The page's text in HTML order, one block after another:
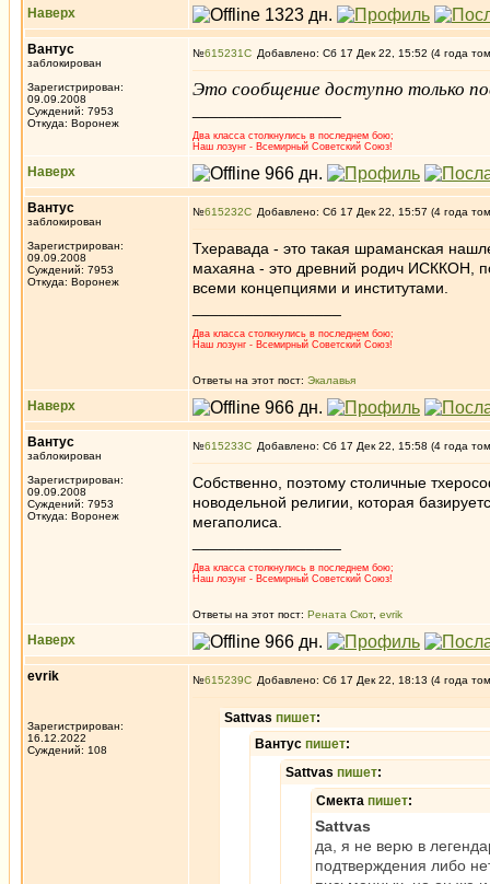
Наверх
Вантус
заблокирован
Зарегистрирован:
09.09.2008
Суждений: 7953
Откуда: Воронеж
№615231 Добавлено: Сб 17 Дек 22, 15:52 (4 года
Это сообщение доступно только
Два класса столкнулись в последнем бою;
Наш лозунг - Всемирный Советский Союз!
Наверх
Вантус
заблокирован
Зарегистрирован:
09.09.2008
Суждений: 7953
Откуда: Воронеж
№615232 Добавлено: Сб 17 Дек 22, 15:57 (4 года
Тхеравада - это такая шраманская
махаяна - это древний родич ИСККОН,
всеми концепциями и институтами.
Два класса столкнулись в последнем бою;
Наш лозунг - Всемирный Советский Союз!
Ответы на этот пост: Экалавья
Наверх
Вантус
заблокирован
Зарегистрирован:
09.09.2008
Суждений: 7953
Откуда: Воронеж
№615233 Добавлено: Сб 17 Дек 22, 15:58 (4 года
Собственно, поэтому столичные
новодельной религии, которая
мегаполиса.
Два класса столкнулись в последнем бою;
Наш лозунг - Всемирный Советский Союз!
Ответы на этот пост: Рената Скот, evrik
Наверх
evrik
Зарегистрирован:
16.12.2022
Суждений: 108
№615239 Добавлено: Сб 17 Дек 22, 18:13 (4 года
Sattvas пишет:
Вантус пишет:
Sattvas пишет:
Смекта пишет:
Sattvas
да, я не верю в
подтверждения либо